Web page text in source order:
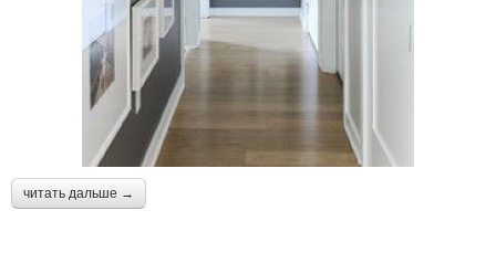
читать дальше →